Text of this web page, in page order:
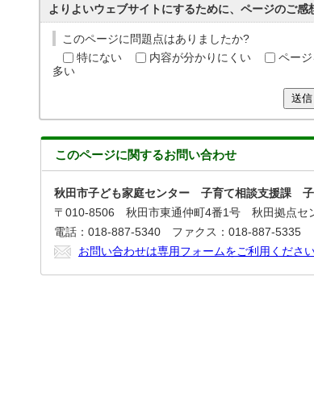
よりよいウェブサイトにするために、ページのご感
このページに問題点はありましたか?
特にない
内容が分かりにくい ペー
多い
送信
このページに関するお問い合わせ
秋田市子ども家庭センター 子育て相談支援課 子
〒010-8506 秋田市東通仲町4番1号 秋田拠点セ
電話：018-887-5340 ファクス：018-887-5335
お問い合わせは専用フォームをご利用ください